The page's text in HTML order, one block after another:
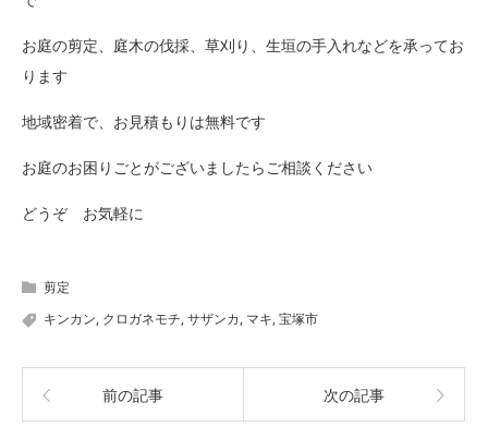
お庭の剪定、庭木の伐採、草刈り、生垣の手入れなどを承ってお
ります
地域密着で、お見積もりは無料です
お庭のお困りごとがございましたらご相談ください
どうぞ お気軽に
剪定
キンカン, クロガネモチ,サザンカ, マキ,宝塚市
前の記事 次の記事